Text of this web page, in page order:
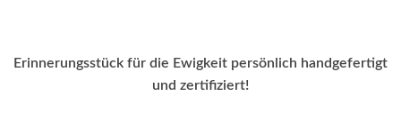
Erinnerungsstück für die Ewigkeit persönlich handgefertigt
und zertifiziert!